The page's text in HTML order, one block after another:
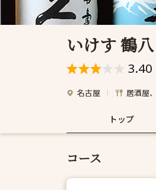
いけす 鶴
3.40
名古屋 居酒屋
トップ
コース